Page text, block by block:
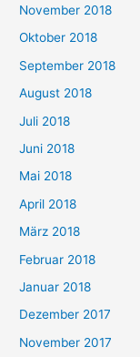
November 2018
Oktober 2018
September 2018
August 2018
Juli 2018
Juni 2018
Mai 2018
April 2018
März 2018
Februar 2018
Januar 2018
Dezember 2017
November 2017